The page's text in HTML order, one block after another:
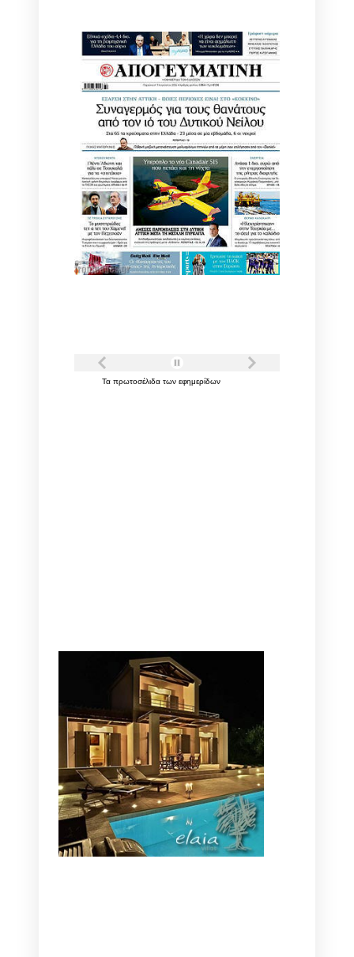
Τα πρωτοσέλιδα των εφημερίδων